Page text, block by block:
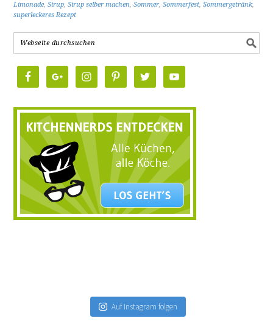
Limonade,Sirup,Sirup selber machen,Sommer,Sommerfest,Sommergetränk,
superleckeres Rezept
Auf Instagram folgen